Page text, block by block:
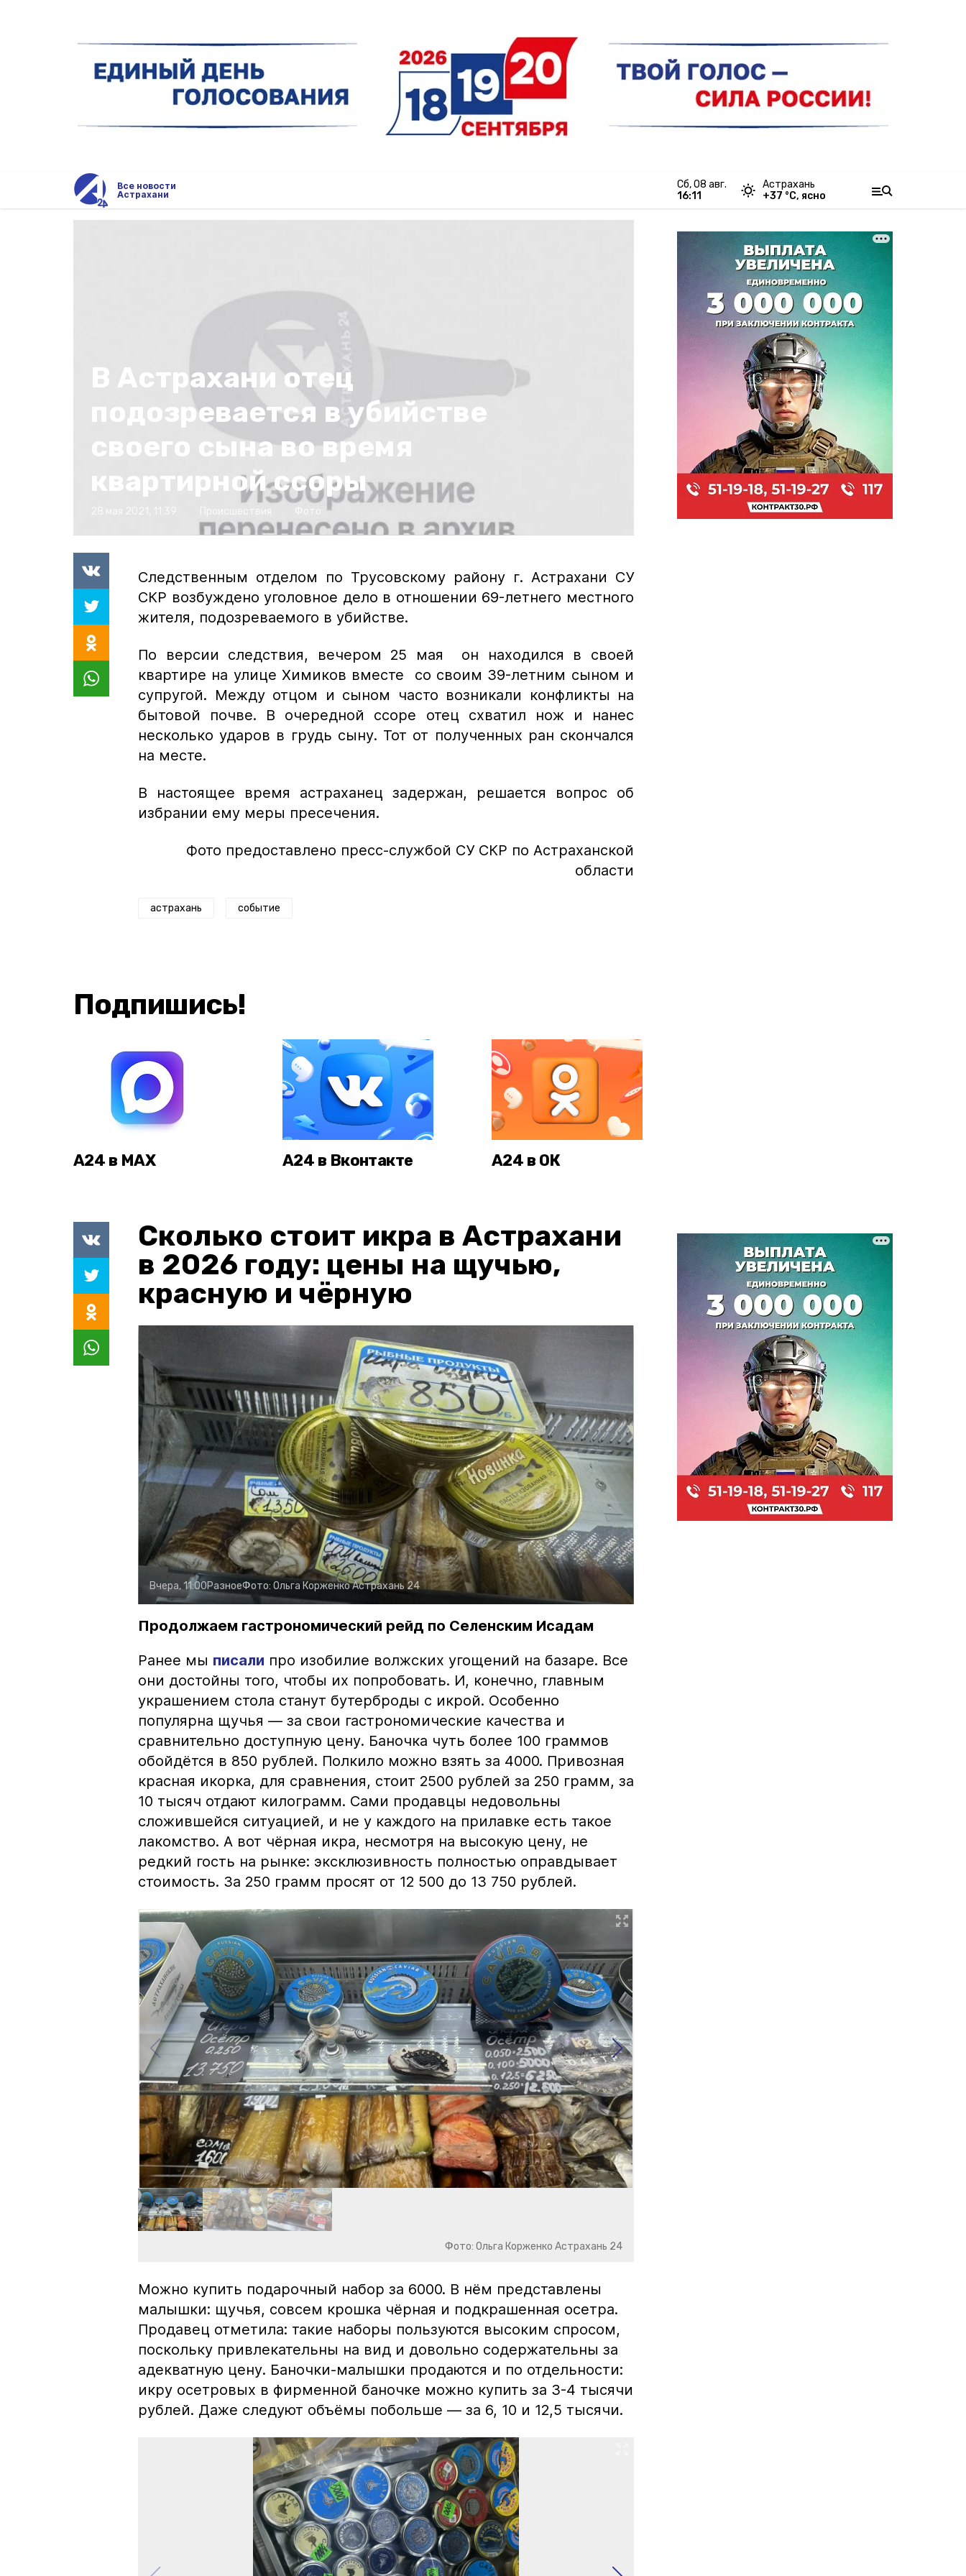
Все новости
Астрахани
сб, 08 авг.
16:11
Астрахань
+37 °С, ясно
В Астрахани отец
подозревается в убийстве
своего сына во время
квартирной ссоры
Следственным отделом по Трусовскому району г. Астрахани СУ
СКР возбуждено уголовное дело в отношении 69-летнего местного
жителя, подозреваемого в убийстве.
По версии следствия, вечером 25 мая он находился в своей
квартире на улице Химиков вместе со своим 39-летним сыном и
супругой. Между отцом и сыном часто возникали конфликты на
бытовой почве. В очередной ссоре отец схватил нож и нанес
несколько ударов в грудь сыну. Тот от полученных ран скончался
на месте.
В настоящее время астраханец задержан, решается вопрос об
избрании ему меры пресечения.
Фото предоставлено пресс-службой СУ СКР по Астраханской
области
астрахань событие
Подпишись!
А24 в MAX А24 в Вконтакте А24 в ОК
Сколько стоит икра в Астрахани
в 2026 году: цены на щучью,
красную и чёрную
Вчера, 11:00РазноеФото: Ольга КорженкоАстрахань 24
Продолжаем гастрономический рейд по Селенским Исадам
Ранее мы писали про изобилие волжских угощений на базаре. Все
они достойны того, чтобы их попробовать. И, конечно, главным
украшением стола станут бутерброды с икрой. Особенно
популярна щучья — за свои гастрономические качества и
сравнительно доступную цену. Баночка чуть более 100 граммов
обойдётся в 850 рублей. Полкило можно взять за 4000. Привозная
красная икорка, для сравнения, стоит 2500 рублей за 250 грамм, за
10 тысяч отдают килограмм. Сами продавцы недовольны
сложившейся ситуацией, и не у каждого на прилавке есть такое
лакомство. А вот чёрная икра, несмотря на высокую цену, не
редкий гость на рынке: эксклюзивность полностью оправдывает
стоимость. За 250 грамм просят от 12 500 до 13 750 рублей.
Фото: Ольга Корженко Астрахань 24
Можно купить подарочный набор за 6000. В нём представлены
малышки: щучья, совсем крошка чёрная и подкрашенная осетра.
Продавец отметила: такие наборы пользуются высоким спросом,
поскольку привлекательны на вид и довольно содержательны за
адекватную цену. Баночки-малышки продаются и по отдельности:
икру осетровых в фирменной баночке можно купить за 3-4 тысячи
рублей. Даже следуют объёмы побольше — за 6, 10 и 12,5 тысячи.